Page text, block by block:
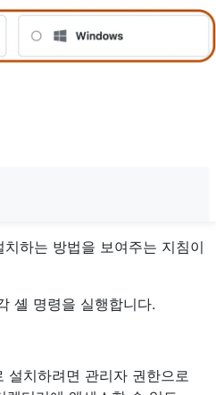
하는 방법을 보여주는 지침이
셸 명령을 실행합니다.
치하려면 관리자 권한으로